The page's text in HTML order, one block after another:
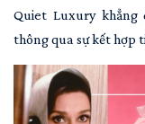
Quiet Luxury
thông qua sự kết hợp